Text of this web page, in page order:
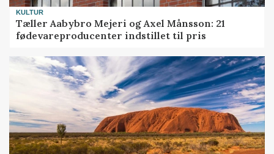
KULTUR
Tæller Aabybro Mejeri og Axel Månsson: 21
fødevareproducenter indstillet til pris